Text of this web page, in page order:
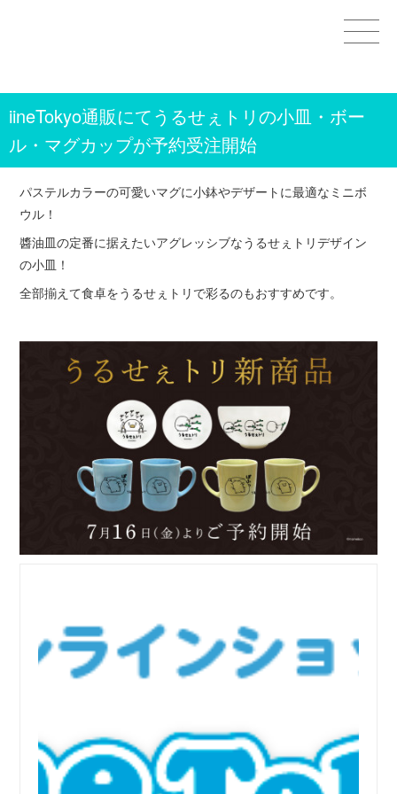
GOODS
STAMPS＆THEMES
WORKS
CHARACTERS
OTHER
CONTACT
iineTokyo通販にてうるせぇトリの小皿・ボー
ル・マグカップが予約受注開始
パステルカラーの可愛いマグに小鉢やデザートに最適なミニボ
ウル！
醬油皿の定番に据えたいアグレッシブなうるせぇトリデザイン
の小皿！
全部揃えて食卓をうるせぇトリで彩るのもおすすめです。